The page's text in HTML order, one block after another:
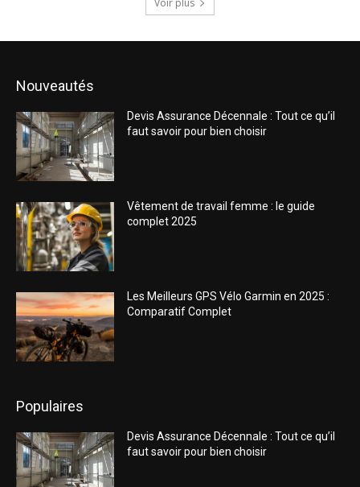
Voir plus
Nouveautés
Devis Assurance Décennale : Tout ce qu’il
faut savoir pour bien choisir
Vêtement de travail femme : le guide
complet 2025
Les Meilleurs GPS Vélo Garmin en 2025 :
Comparatif Complet
Populaires
Devis Assurance Décennale : Tout ce qu’il
faut savoir pour bien choisir